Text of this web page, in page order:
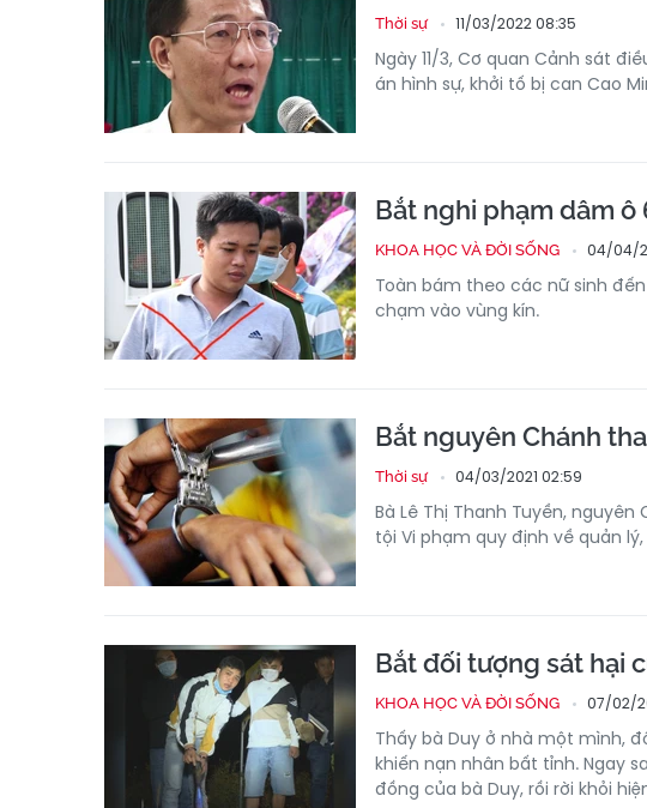
Thời sự 11/03/2022 08:35
Ngày 11/3, Cơ quan Cảnh sát
án hình sự, khởi tố bị can Cao
Bắt nghi phạm dâm ô
KHOA HỌC VÀ ĐỜI SỐNG 04/04/
Toàn bám theo các nữ sinh
chạm vào vùng kín.
Bắt nguyên Chánh
Thời sự 04/03/2021 02:59
Bà Lê Thị Thanh Tuyền, nguyên
tội Vi phạm quy định về quản
Bắt đối tượng sát hại
KHOA HỌC VÀ ĐỜI SỐNG 07/02/
Thấy bà Duy ở nhà một mình,
khiến nạn nhân bất tỉnh. Ngay
đồng của bà Duy, rồi rời khỏi